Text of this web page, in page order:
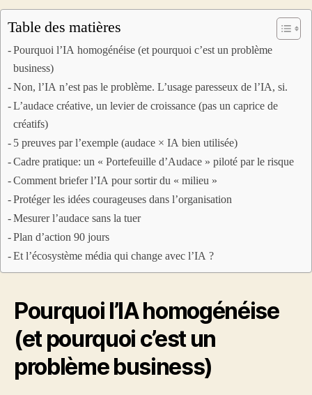
Table des matières
Pourquoi l’IA homogénéise (et pourquoi c’est un problème
business)
Non, l’IA n’est pas le problème. L’usage paresseux de l’IA, si.
L’audace créative, un levier de croissance (pas un caprice de
créatifs)
5 preuves par l’exemple (audace × IA bien utilisée)
Cadre pratique: un « Portefeuille d’Audace » piloté par le risque
Comment briefer l’IA pour sortir du « milieu »
Protéger les idées courageuses dans l’organisation
Mesurer l’audace sans la tuer
Plan d’action 90 jours
Et l’écosystème média qui change avec l’IA ?
Pourquoi l’IA homogénéise
(et pourquoi c’est un
problème business)